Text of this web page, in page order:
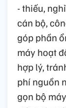
- thiếu,
cán bộ,
góp phần
máy hoạt
hợp lý,
phí nguồn
gọn bộ